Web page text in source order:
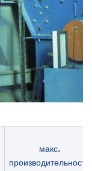
макс.
производительность